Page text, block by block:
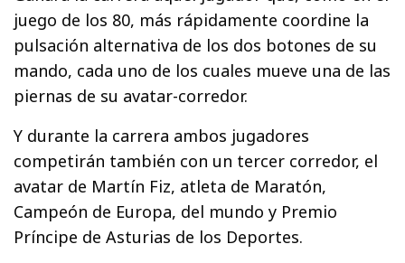
juego de los 80, más rápidamente coordine la
pulsación alternativa de los dos botones de su
mando, cada uno de los cuales mueve una de las
piernas de su avatar-corredor.
Y durante la carrera ambos jugadores
competirán también con un tercer corredor, el
avatar de Martín Fiz, atleta de Maratón,
Campeón de Europa, del mundo y Premio
Príncipe de Asturias de los Deportes.